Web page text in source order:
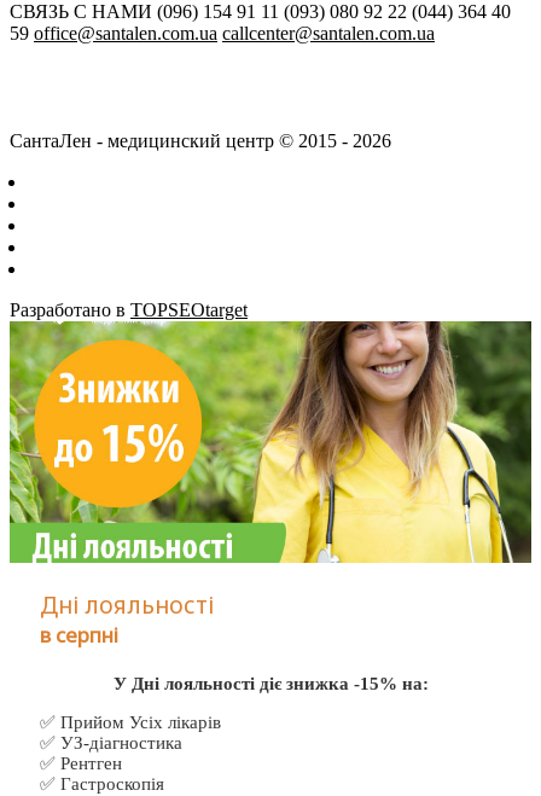
СВЯЗЬ С НАМИ (096) 154 91 11 (093) 080 92 22 (044) 364 40
59 office@santalen.com.ua callcenter@santalen.com.ua
СантаЛен - медицинский центр © 2015 - 2026
Разработано в TOPSEOtarget
Дні лояльності
в серпні
У Дні лояльності діє знижка -15% на:
✅ Прийом Усіх лікарів
✅ УЗ-діагностика
✅ Рентген
✅ Гастроскопія